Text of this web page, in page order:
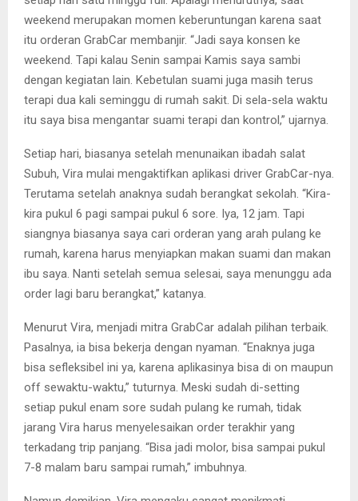
weekend merupakan momen keberuntungan karena saat
itu orderan GrabCar membanjir. “Jadi saya konsen ke
weekend. Tapi kalau Senin sampai Kamis saya sambi
dengan kegiatan lain. Kebetulan suami juga masih terus
terapi dua kali seminggu di rumah sakit. Di sela-sela waktu
itu saya bisa mengantar suami terapi dan kontrol,” ujarnya.
Setiap hari, biasanya setelah menunaikan ibadah salat
Subuh, Vira mulai mengaktifkan aplikasi driver GrabCar-nya.
Terutama setelah anaknya sudah berangkat sekolah. “Kira-
kira pukul 6 pagi sampai pukul 6 sore. Iya, 12 jam. Tapi
siangnya biasanya saya cari orderan yang arah pulang ke
rumah, karena harus menyiapkan makan suami dan makan
ibu saya. Nanti setelah semua selesai, saya menunggu ada
order lagi baru berangkat,” katanya.
Menurut Vira, menjadi mitra GrabCar adalah pilihan terbaik.
Pasalnya, ia bisa bekerja dengan nyaman. “Enaknya juga
bisa sefleksibel ini ya, karena aplikasinya bisa di on maupun
off sewaktu-waktu,” tuturnya. Meski sudah di-setting
setiap pukul enam sore sudah pulang ke rumah, tidak
jarang Vira harus menyelesaikan order terakhir yang
terkadang trip panjang. “Bisa jadi molor, bisa sampai pukul
7-8 malam baru sampai rumah,” imbuhnya.